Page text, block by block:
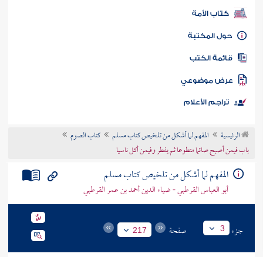
كتب PDF
كتاب الأمة
المكتبة
الكتب
موضوعي
تراجم الأعلام
الرئيسية المفهم لما أشكل من تلخيص كتاب مسلم
كتاب الصوم
باب فيمن أصبح صائما متطوعا ثم يفطر وفيمن أكل ناسيا
المفهم لما أشكل من تلخيص كتاب مسلم
أبو العباس القرطبي - ضياء الدين أحمد بن عمر القرطبي
جزء 3 صفحة 217